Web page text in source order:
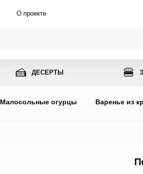
О проекте
🍰 ДЕСЕРТЫ 🍔
Малосольные огурцы Варенье из